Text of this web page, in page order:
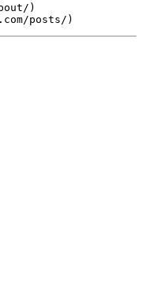
posts/)